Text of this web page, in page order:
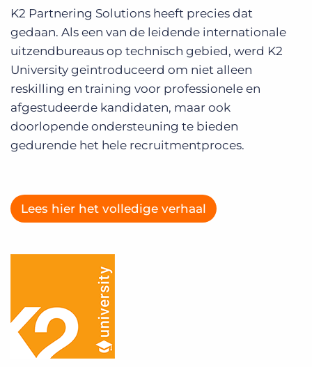
K2 Partnering Solutions heeft precies dat
gedaan. Als een van de leidende internationale
uitzendbureaus op technisch gebied, werd K2
University geïntroduceerd om niet alleen
reskilling en training voor professionele en
afgestudeerde kandidaten, maar ook
doorlopende ondersteuning te bieden
gedurende het hele recruitmentproces.
Lees hier het volledige verhaal